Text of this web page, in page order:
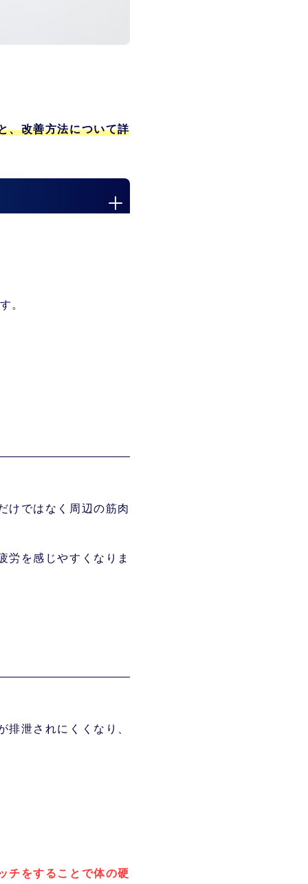
、改善方法について詳
。
けではなく周辺の筋肉
労を感じやすくなりま
泄されにくくなり、
チをすることで体の硬